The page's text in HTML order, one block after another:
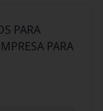
PARA
PARA